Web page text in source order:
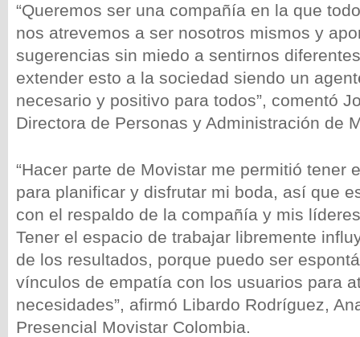
“Queremos ser una compañía en la que
nos atrevemos a ser nosotros mismos y
sugerencias sin miedo a sentirnos
extender esto a la sociedad siendo un
necesario y positivo para todos”, comentó
Directora de Personas y Administración de
“Hacer parte de Movistar me permitió tener
para planificar y disfrutar mi boda, así que
con el respaldo de la compañía y mis
Tener el espacio de trabajar libremente
de los resultados, porque puedo ser
vínculos de empatía con los usuarios para
necesidades”, afirmó Libardo Rodríguez,
Presencial Movistar Colombia.